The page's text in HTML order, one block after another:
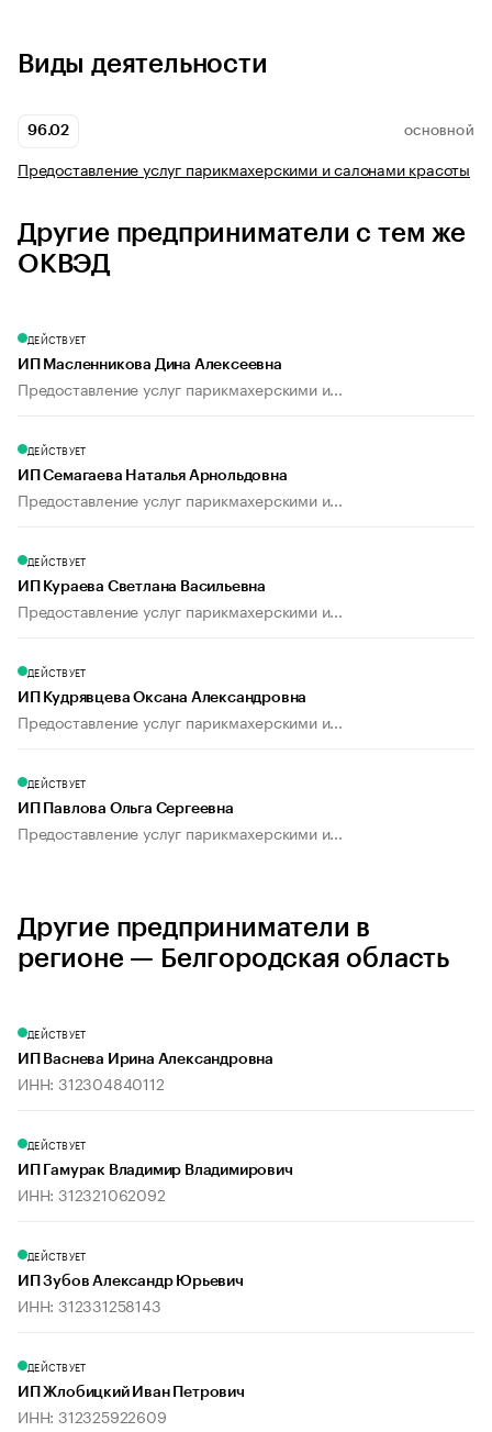
Виды деятельности
96.02 ОСНОВНОЙ
Предоставление услуг парикмахерскими и салонами красоты
Другие предприниматели с тем же
ОКВЭД
ДЕЙСТВУЕТ
ИП Масленникова Дина Алексеевна
Предоставление услуг парикмахерскими и...
ДЕЙСТВУЕТ
ИП Семагаева Наталья Арнольдовна
Предоставление услуг парикмахерскими и...
ДЕЙСТВУЕТ
ИП Кураева Светлана Васильевна
Предоставление услуг парикмахерскими и...
ДЕЙСТВУЕТ
ИП Кудрявцева Оксана Александровна
Предоставление услуг парикмахерскими и...
ДЕЙСТВУЕТ
ИП Павлова Ольга Сергеевна
Предоставление услуг парикмахерскими и...
Другие предприниматели в
регионе — Белгородская область
ДЕЙСТВУЕТ
ИП Васнева Ирина Александровна
ИНН: 312304840112
ДЕЙСТВУЕТ
ИП Гамурак Владимир Владимирович
ИНН: 312321062092
ДЕЙСТВУЕТ
ИП Зубов Александр Юрьевич
ИНН: 312331258143
ДЕЙСТВУЕТ
ИП Жлобицкий Иван Петрович
ИНН: 312325922609